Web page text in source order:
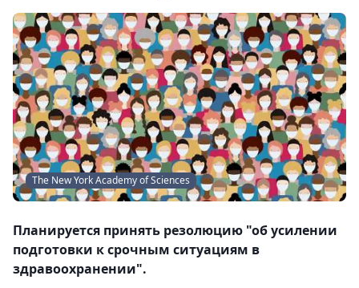
The New York Academy of Sciences
Планируется принять резолюцию "об усилении
подготовки к срочным ситуациям в
здравоохранении".